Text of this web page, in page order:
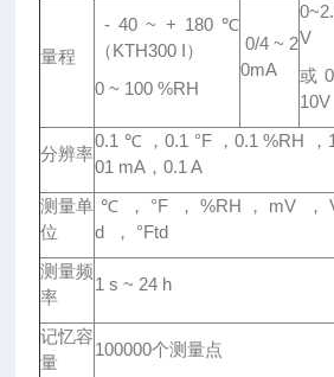
量程
- 40 ~ + 180 ℃
（KTH300 I）
0 ~ 100 %RH
0/4 ~ 2
0mA
V
或
10V
分辨率
0.1 ℃ ，0.1 °F ，0.1 %RH ，
01 mA，0.1 A
测量单
位
℃ ， °F ， %RH ， mV ，
d ， °Ftd
测量频
率
1 s ~ 24 h
记忆容
量
100000个测量点